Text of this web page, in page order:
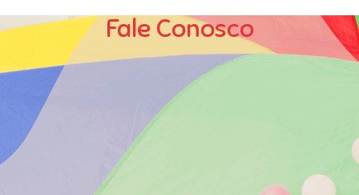
Fale Conosco